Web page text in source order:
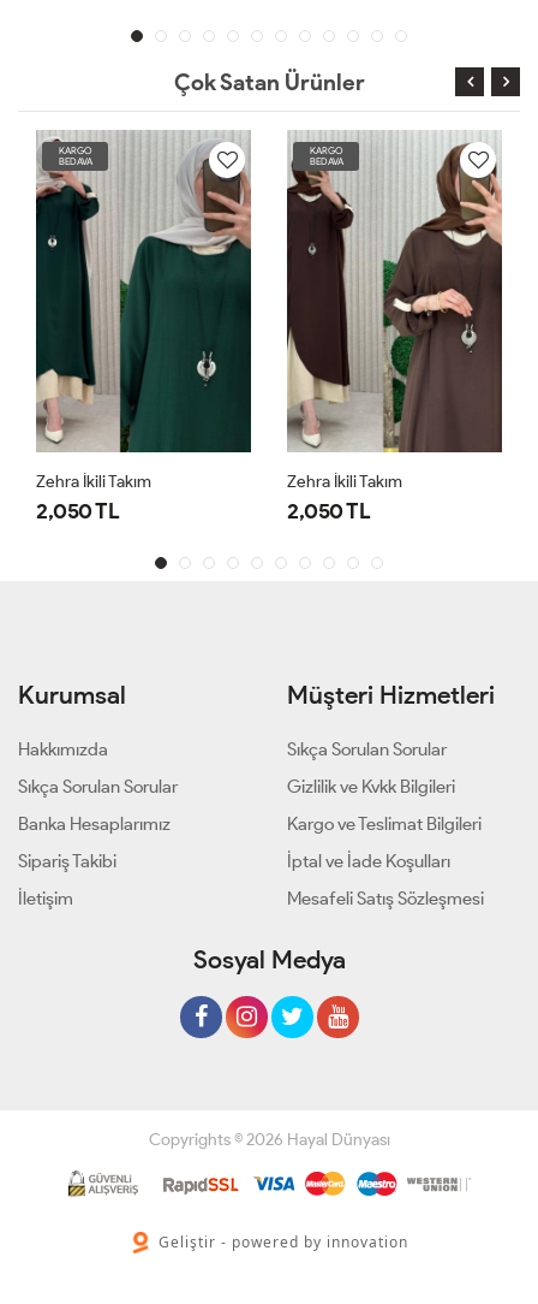
Çok Satan Ürünler
KARGO
BEDAVA
Zehra İkili Takım
2,050 TL
KARGO
BEDAVA
Zehra İkili Takım
2,050 TL
Kurumsal
Hakkımızda
Sıkça Sorulan Sorular
Banka Hesaplarımız
Sipariş Takibi
İletişim
Müşteri Hizmetleri
Sıkça Sorulan Sorular
Gizlilik ve Kvkk Bilgileri
Kargo ve Teslimat Bilgileri
İptal ve İade Koşulları
Mesafeli Satış Sözleşmesi
Sosyal Medya
Copyrights © 2026 Hayal Dünyası
Geliştir - powered by innovation